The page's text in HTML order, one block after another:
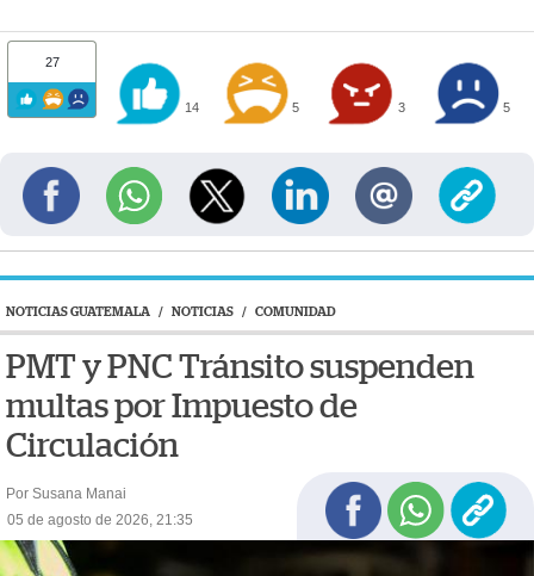
27
14 5 3 5
NOTICIAS GUATEMALA / NOTICIAS / COMUNIDAD
PMT y PNC Tránsito suspenden
multas por Impuesto de
Circulación
Por Susana Manai
05 de agosto de 2026, 21:35